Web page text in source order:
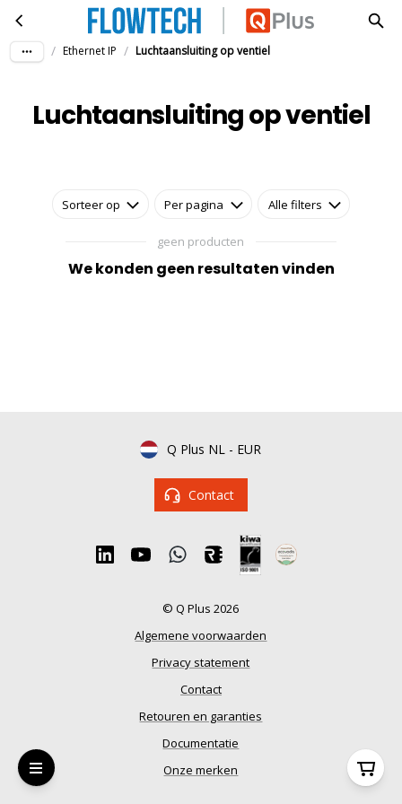
Ga naar hoofdinhoudLuchtaansluiting op ventiel
/ Ethernet IP / Luchtaansluiting op ventiel
Luchtaansluiting op ventiel
Sorteer op Per pagina Alle filters
geen producten
We konden geen resultaten vinden
Q Plus NL - EUR
Contact
© Q Plus 2026
Algemene voorwaarden
Privacy statement
Contact
Retouren en garanties
Documentatie
Onze merken